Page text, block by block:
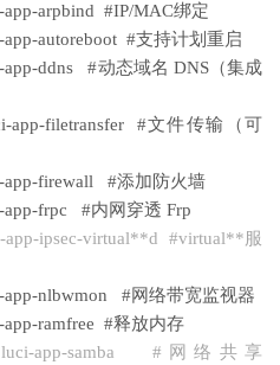
arpbind #IP/MAC绑定
autoreboot #支持计划重启
ddns #动态域名 DNS（集成
filetransfer #文件传输（可
firewall #添加防火墙
frpc #内网穿透 Frp
ipsec-virtual**d #virtual**服
nlbwmon #网络带宽监视器
ramfree #释放内存
app-samba #网络共享